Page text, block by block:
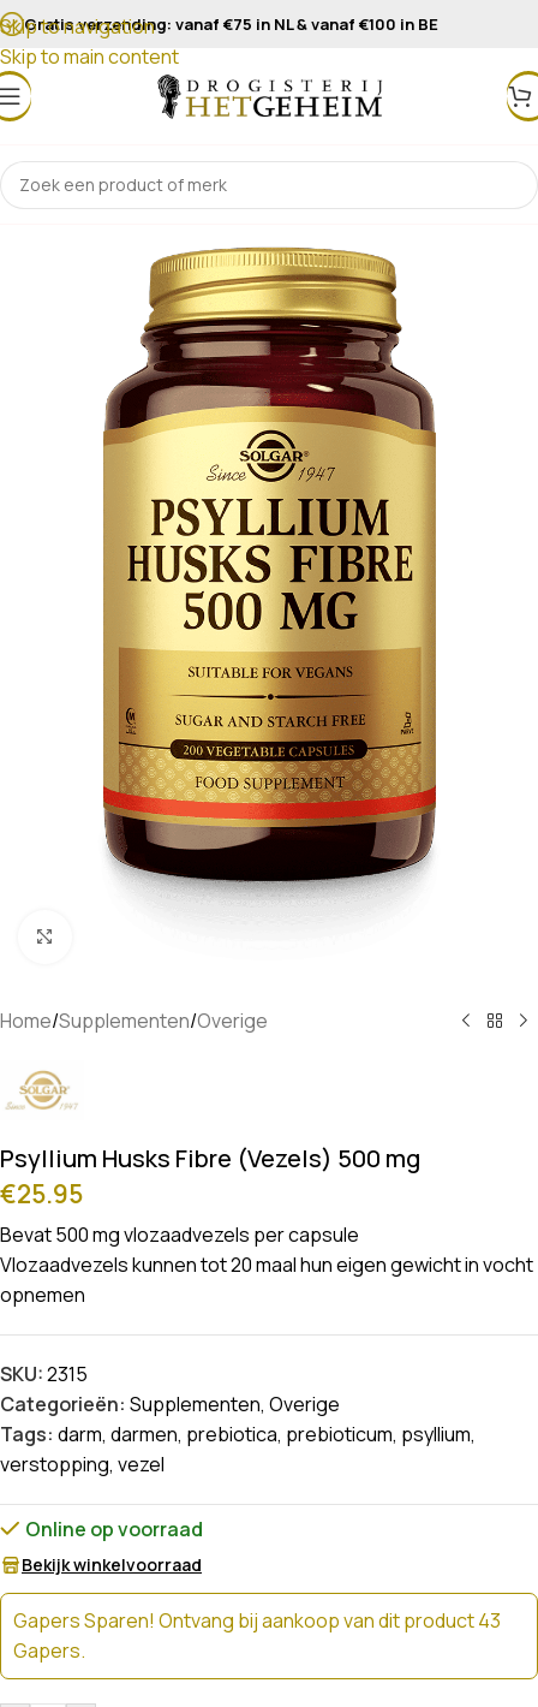
Skip to navigation
Skip to main content
Gratis verzending: vanaf €75 in NL & vanaf €100 in BE
Home/Supplementen/Overige
Psyllium Husks Fibre (Vezels) 500 mg
€25.95
Bevat 500 mg vlozaadvezels per capsule
Vlozaadvezels kunnen tot 20 maal hun eigen gewicht in vocht
opnemen
SKU:2315
Categorieën: Supplementen, Overige
Tags: darm, darmen, prebiotica, prebioticum, psyllium,
verstopping, vezel
Online op voorraad
Bekijk winkelvoorraad
Gapers Sparen! Ontvang bij aankoop van dit product 43
Gapers.